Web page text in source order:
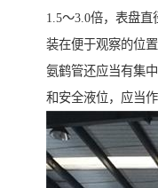
1.5～3.0倍，表盘
装在便于观察的位
氨鹤管还应当有集
和安全液位，应当